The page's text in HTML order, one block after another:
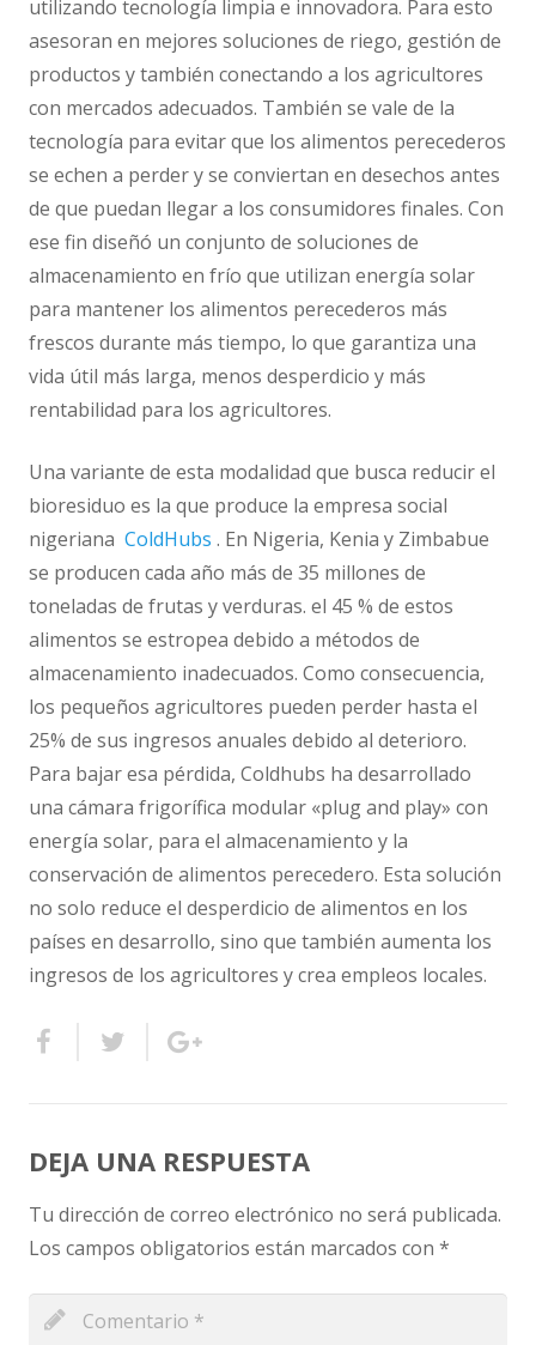
utilizando tecnología limpia e innovadora. Para esto
asesoran en mejores soluciones de riego, gestión de
productos y también conectando a los agricultores
con mercados adecuados. También se vale de la
tecnología para evitar que los alimentos perecederos
se echen a perder y se conviertan en desechos antes
de que puedan llegar a los consumidores finales. Con
ese fin diseñó un conjunto de soluciones de
almacenamiento en frío que utilizan energía solar
para mantener los alimentos perecederos más
frescos durante más tiempo, lo que garantiza una
vida útil más larga, menos desperdicio y más
rentabilidad para los agricultores.
Una variante de esta modalidad que busca reducir el
bioresiduo es la que produce la empresa social
nigeriana ColdHubs . En Nigeria, Kenia y Zimbabue
se producen cada año más de 35 millones de
toneladas de frutas y verduras. el 45 % de estos
alimentos se estropea debido a métodos de
almacenamiento inadecuados. Como consecuencia,
los pequeños agricultores pueden perder hasta el
25% de sus ingresos anuales debido al deterioro.
Para bajar esa pérdida, Coldhubs ha desarrollado
una cámara frigorífica modular «plug and play» con
energía solar, para el almacenamiento y la
conservación de alimentos perecedero. Esta solución
no solo reduce el desperdicio de alimentos en los
países en desarrollo, sino que también aumenta los
ingresos de los agricultores y crea empleos locales.
DEJA UNA RESPUESTA
Tu dirección de correo electrónico no será publicada.
Los campos obligatorios están marcados con *